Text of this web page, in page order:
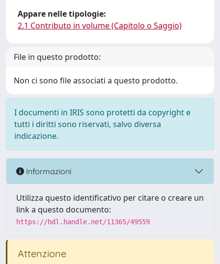
Appare nelle tipologie:
2.1 Contributo in volume (Capitolo o Saggio)
File in questo prodotto:
Non ci sono file associati a questo prodotto.
I documenti in IRIS sono protetti da copyright e
tutti i diritti sono riservati, salvo diversa
indicazione.
Informazioni
Utilizza questo identificativo per citare o creare un
link a questo documento:
https://hdl.handle.net/11365/49559
Attenzione